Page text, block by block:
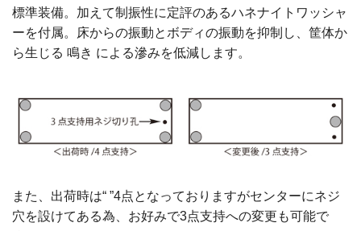
標準装備。加えて制振性に定評のあるハネナイトワッシャ
ーを付属。床からの振動とボディの振動を抑制し、筐体か
ら生じる 鳴き による滲みを低減します。
また、出荷時は“ ”4点となっておりますがセンターにネジ
穴を設けてある為、お好みで3点支持への変更も可能で